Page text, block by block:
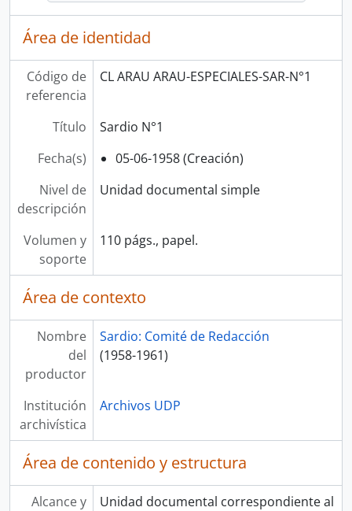
Área de identidad
Código de
referencia
CL ARAU ARAU-ESPECIALES-SAR-N°1
Título
Sardio N°1
Fecha(s)
05-06-1958 (Creación)
Nivel de
descripción
Unidad documental simple
Volumen y
soporte
110 págs., papel.
Área de contexto
Nombre
del
productor
Sardio: Comité de Redacción
(1958-1961)
Institución
archivística
Archivos UDP
Área de contenido y estructura
Alcance y
Unidad documental correspondiente al